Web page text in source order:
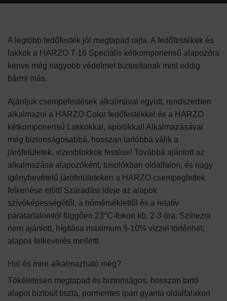
A legtöbb fedőfesték jól megtapad rajta. A fedőfestékek és
lakkok a HARZO T-16 Speciális kétkomponensű alapozóra
kenve még nagyobb védelmet biztosítanak mint eddig
bármi más.
Ajánljuk csempefestések alkalmával együtt, rendszerben
alkalmazni a HARZO Color fedőfestékkel és a HARZO
kétkomponensű Lakkokkal, ápolókkal! Alkalmazásával
még biztonságosabbá, hosszan tartóbbá válik a
járófelületek, vizesblokkok festése! Továbbá ajánlott az
alkalmazása alapozóként, tusolókban oldalfalon, és nagy
igénybevételű járófelületeken a HARZO csempeglettek
felkenése előtt! Száradási ideje az alapok
szívóképességétől, a hőmérséklettől és a relatív
páratartalomtól függően 23°C-fokon kb. 2-3 óra. Színezni
nem ajánlott, hígítása maximum 5-10% vízzel történhet,
alapos felkeverés mellett!
Hol és mire alkalmazható még?
Tökéletesen megtapad és biztonságos, hosszan tartó
alapot biztosít tiszta, pormentes ipari gyanta oldalfalakon